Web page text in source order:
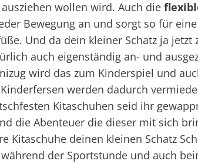
wollen wird. Auch die
Bewegung an und sorgt so für
Und da dein kleiner Schatz ja
auch eigenständig an- und
wird das zum Kinderspiel und
werden dadurch
Kitaschuhen seid ihr
die Abenteuer die dieser mit sich
Kitaschuhe deinen kleinen Schatz
der Sportstunde und auch